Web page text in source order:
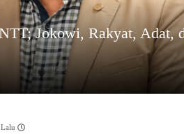
Jokowi, Rakyat, Adat,